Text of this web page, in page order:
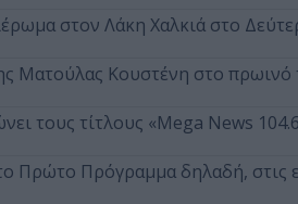
στον Λάκη Χαλκιά στο
Ματούλας Κουστένη στο
τους τίτλους «Mega News
Πρώτο Πρόγραμμα δηλαδή, στις